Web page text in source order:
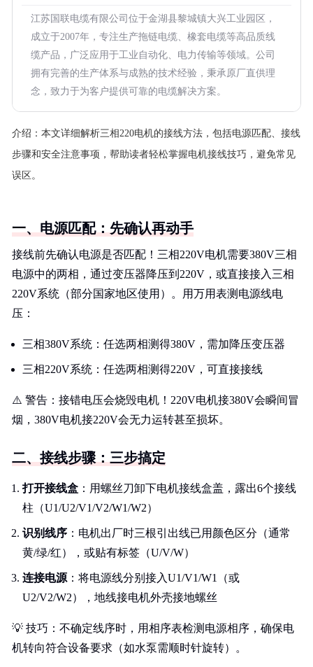
江苏国联电缆有限公司位于金湖县黎城镇大兴工业园区，
成立于2007年，专注生产拖链电缆、橡套电缆等高品质线
缆产品，广泛应用于工业自动化、电力传输等领域。公司
拥有完善的生产体系与成熟的技术经验，秉承原厂直供理
念，致力于为客户提供可靠的电缆解决方案。
介绍： 本文详细解析三相220电机的接线方法，包括电源匹配、接线
步骤和安全注意事项，帮助读者轻松掌握电机接线技巧，避免常见
误区。
一、电源匹配：先确认再动手
接线前先确认电源是否匹配！三相220V电机需要380V三相
电源中的两相，通过变压器降压到220V，或直接接入三相
220V系统（部分国家地区使用）。用万用表测电源线电
压：
三相380V系统：任选两相测得380V，需加降压变压器
三相220V系统：任选两相测得220V，可直接接线
⚠️ 警告：接错电压会烧毁电机！220V电机接380V会瞬间冒
烟，380V电机接220V会无力运转甚至损坏。
二、接线步骤：三步搞定
打开接线盒 ：用螺丝刀卸下电机接线盒盖，露出6个接线
柱（U1/U2/V1/V2/W1/W2）
识别线序 ：电机出厂时三根引出线已用颜色区分（通常
黄/绿/红），或贴有标签（U/V/W）
连接电源 ：将电源线分别接入U1/V1/W1（或
U2/V2/W2），地线接电机外壳接地螺丝
💡 技巧：不确定线序时，用相序表检测电源相序，确保电
机转向符合设备要求（如水泵需顺时针旋转）。